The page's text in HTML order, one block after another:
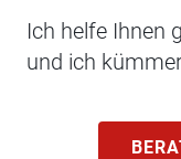
Ich helfe Ihnen
und ich